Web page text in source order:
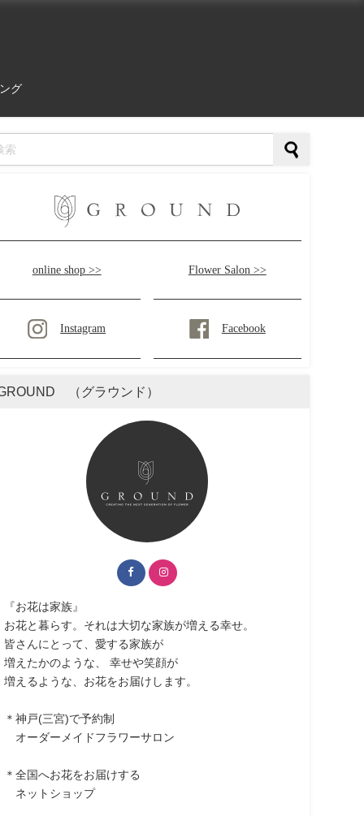
グ
online shop >> Flower Salon >>
Instagram Facebook
（グラウンド）
『お花は家族』
お花と暮らす。それは大切な家族が増える幸せ。
皆さんにとって、愛する家族が
増えたかのような、 幸せや笑顔が
増えるような、お花をお届けします。
＊神戸(三宮)で予約制
オーダーメイドフラワーサロン
＊全国へお花をお届けする
ネットショップ